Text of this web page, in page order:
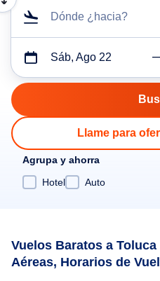
Dónde ¿hacia?
Sáb, Ago 22
Llame para
Agrupa y ahorra
Hotel
Auto
Vuelos Baratos a
Aéreas, Horarios de